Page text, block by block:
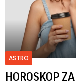
ASTRO
HOROSKOP